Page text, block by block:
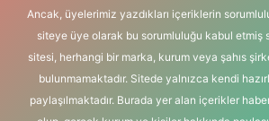
Ancak, üyelerimiz yazdıkları içeriklerin
siteye üye olarak bu sorumluluğu kabul etmiş
sitesi, herhangi bir marka, kurum veya şahıs
bulunmamaktadır. Sitede yalnızca kendi
paylaşılmaktadır. Burada yer alan içerikler